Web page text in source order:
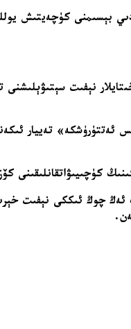
بېسىمنى كۈچەيتىش
نېفىت سېتىۋېلىشنى
ئەتتۈرۈشكە» تەييار
كۆز
ئەڭ چوڭ ئىككى نېفىت